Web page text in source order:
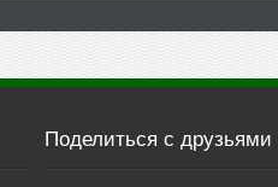
Поделиться с друзьями